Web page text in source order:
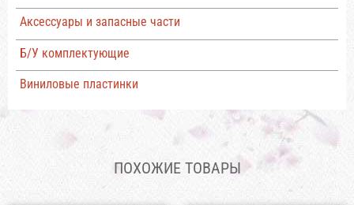
Аксессуары и запасные части
Б/У комплектующие
Виниловые пластинки
ПОХОЖИЕ ТОВАРЫ